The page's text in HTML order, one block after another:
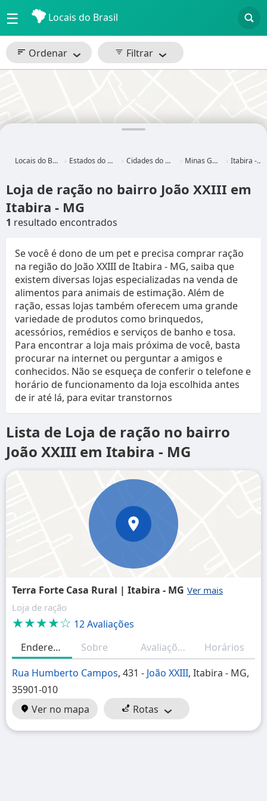
☰ Locais do Brasil
Ordenar Filtrar
Locais do Brasil Estados do Brasil Cidades do Brasil Minas Gerais Itabira - MG
Loja de ração no bairro João XXIII em
Itabira - MG
1 resultado encontrados
Se você é dono de um pet e precisa comprar ração
na região do João XXIII de Itabira - MG, saiba que
existem diversas lojas especializadas na venda de
alimentos para animais de estimação. Além de
ração, essas lojas também oferecem uma grande
variedade de produtos como brinquedos,
acessórios, remédios e serviços de banho e tosa.
Para encontrar a loja mais próxima de você, basta
procurar na internet ou perguntar a amigos e
conhecidos. Não se esqueça de conferir o telefone e
horário de funcionamento da loja escolhida antes
de ir até lá, para evitar transtornos
Lista de Loja de ração no bairro
João XXIII em Itabira - MG
Terra Forte Casa Rural | Itabira - MG
Loja de ração
★★★★☆ 12 Avaliações
Endereço
Sobre Avaliações
Horários
Rua Humberto Campos, 431 - João XXIII, Itabira - MG,
35901-010
Ver no mapa
Rotas